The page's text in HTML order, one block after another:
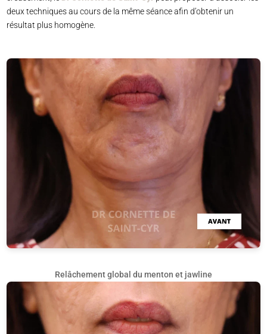
deux techniques au cours de la même séance afin d’obtenir un
résultat plus homogène.
Relâchement global du menton et jawline